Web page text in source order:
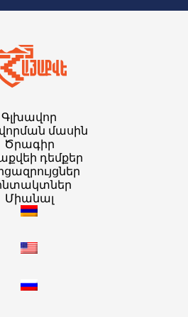
Գլխավոր
մասին
Ծրագիր
դեմքեր
Միանալ